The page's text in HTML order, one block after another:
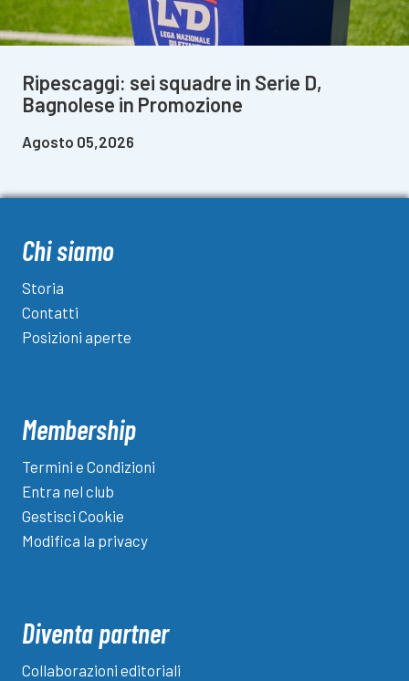
Ripescaggi: sei squadre in Serie D,
Bagnolese in Promozione
Agosto 05,2026
Chi siamo
Storia
Contatti
Posizioni aperte
Membership
Termini e Condizioni
Entra nel club
Gestisci Cookie
Modifica la privacy
Diventa partner
Collaborazioni editoriali